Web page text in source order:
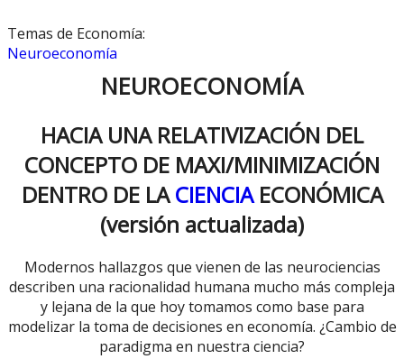
Temas de Economía:
Neuroeconomía
NEUROECONOMÍA
HACIA UNA RELATIVIZACIÓN DEL
CONCEPTO DE MAXI/MINIMIZACIÓN
DENTRO DE LACIENCIAECONÓMICA
(versión actualizada)
Modernos hallazgos que vienen de las neurociencias
describen una racionalidad humana mucho más compleja
y lejana de la que hoy tomamos como base para
modelizar la toma de decisiones en economía. ¿Cambio de
paradigma en nuestra ciencia?